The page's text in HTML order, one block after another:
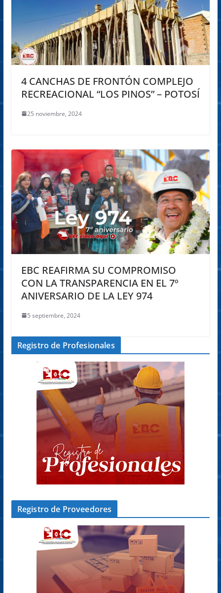
4 CANCHAS DE FRONTÓN COMPLEJO
RECREACIONAL “LOS PINOS” – POTOSÍ
25 noviembre, 2024
EBC REAFIRMA SU COMPROMISO
CON LA TRANSPARENCIA EN EL 7º
ANIVERSARIO DE LA LEY 974
5 septiembre, 2024
Registro de Profesionales
Registro de Proveedores